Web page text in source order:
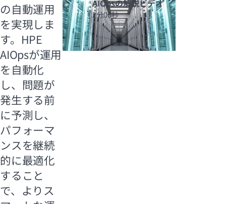
の自動運用
を実現しま
す。HPE
AIOpsが運用
を自動化
し、問題が
発生する前
に予測し、
パフォーマ
ンスを継続
的に最適化
すること
で、よりス
AIOpsの解説ビデオ
2分06秒